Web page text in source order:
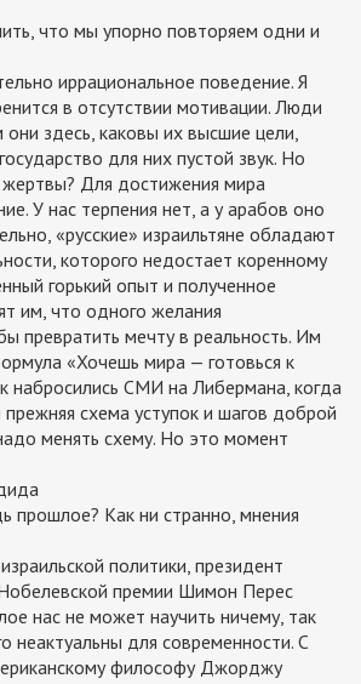
что мы упорно повторяем одни и
иррациональное поведение. Я
в отсутствии мотивации. Люди
здесь, каковы их высшие цели,
для них пустой звук. Но
Для достижения мира
У нас терпения нет, а у арабов оно
«русские» израильтяне обладают
которого недостает коренному
горький опыт и полученное
им, что одного желания
превратить мечту в реальность. Им
«Хочешь мира — готовься к
набросились СМИ на Либермана, когда
прежняя схема уступок и шагов доброй
менять схему. Но это момент
прошлое? Как ни странно, мнения
политики, президент
премии Шимон Перес
нас не может научить ничему, так
неактуальны для современности. С
философу Джорджу